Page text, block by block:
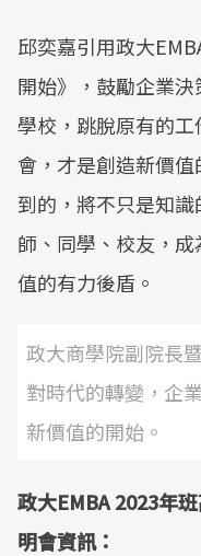
邱奕嘉引用政大
開始》，鼓勵企業
學校，跳脫原有的
會，才是創造新價
到的，將不只是知
師、同學、校友，
值的有力後盾。
政大商學院副院長
對時代的轉變，企
新價值的開始。
政大EMBA 2023年
明會資訊：